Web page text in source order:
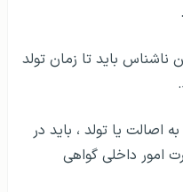
ناشناس باید تا زمان تولد
اصالت یا تولد ، باید در
امور داخلی گواهی